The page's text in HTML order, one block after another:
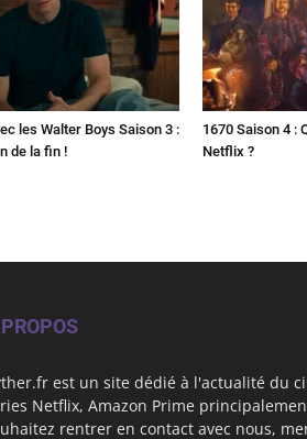
les Walter Boys Saison 3 :
de la fin !
1670 Saison 4 :
Netflix ?
est un site dédié à l'actualité du
Netflix, Amazon Prime
rentrer en contact avec nous,